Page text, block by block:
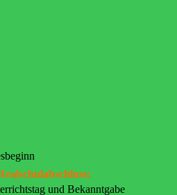
und Bekanntgabe